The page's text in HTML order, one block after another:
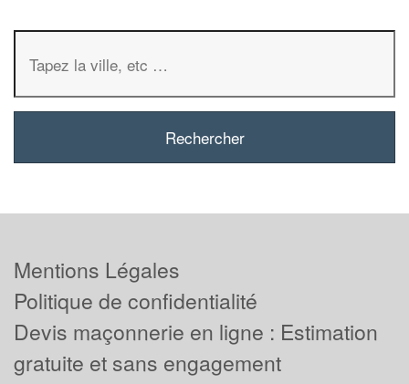
Mentions Légales
Politique de confidentialité
Devis maçonnerie en ligne : Estimation
gratuite et sans engagement